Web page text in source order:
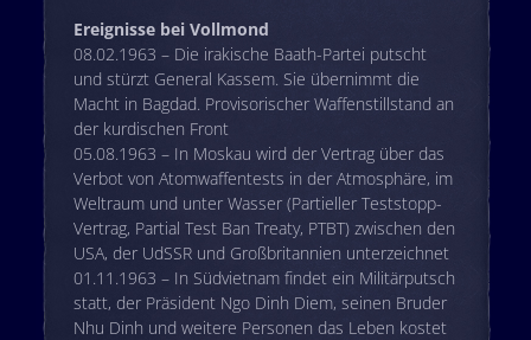
Ereignisse bei Vollmond
08.02.1963 – Die irakische Baath-Partei putscht
und stürzt General Kassem. Sie übernimmt die
Macht in Bagdad. Provisorischer Waffenstillstand an
der kurdischen Front
05.08.1963 – In Moskau wird der Vertrag über das
Verbot von Atomwaffentests in der Atmosphäre, im
Weltraum und unter Wasser (Partieller Teststopp-
Vertrag, Partial Test Ban Treaty, PTBT) zwischen den
USA, der UdSSR und Großbritannien unterzeichnet
01.11.1963 – In Südvietnam findet ein Militärputsch
statt, der Präsident Ngo Dinh Diem, seinen Bruder
Nhu Dinh und weitere Personen das Leben kostet